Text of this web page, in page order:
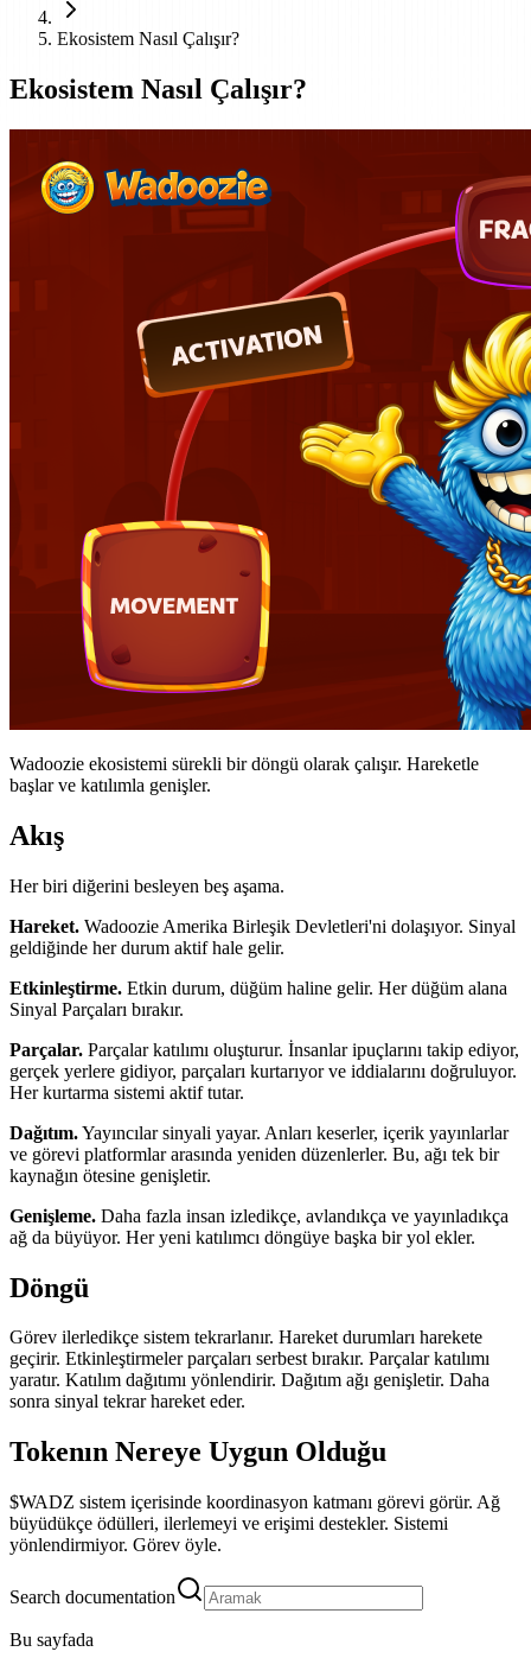
Ekosistem Nasıl Çalışır?
Ekosistem Nasıl Çalışır?
Wadoozie ekosistemi sürekli bir döngü olarak çalışır. Hareketle
başlar ve katılımla genişler.
Akış
Her biri diğerini besleyen beş aşama.
Hareket. Wadoozie Amerika Birleşik Devletleri'ni dolaşıyor. Sinyal
geldiğinde her durum aktif hale gelir.
Etkinleştirme. Etkin durum, düğüm haline gelir. Her düğüm alana
Sinyal Parçaları bırakır.
Parçalar. Parçalar katılımı oluşturur. İnsanlar ipuçlarını takip ediyor,
gerçek yerlere gidiyor, parçaları kurtarıyor ve iddialarını doğruluyor.
Her kurtarma sistemi aktif tutar.
Dağıtım.Yayıncılar sinyali yayar. Anları keserler, içerik yayınlarlar
ve görevi platformlar arasında yeniden düzenlerler. Bu, ağı tek bir
kaynağın ötesine genişletir.
Genişleme. Daha fazla insan izledikçe, avlandıkça ve yayınladıkça
ağ da büyüyor. Her yeni katılımcı döngüye başka bir yol ekler.
Döngü
Görev ilerledikçe sistem tekrarlanır. Hareket durumları harekete
geçirir. Etkinleştirmeler parçaları serbest bırakır. Parçalar katılımı
yaratır. Katılım dağıtımı yönlendirir. Dağıtım ağı genişletir. Daha
sonra sinyal tekrar hareket eder.
Tokenın Nereye Uygun Olduğu
$WADZ sistem içerisinde koordinasyon katmanı görevi görür. Ağ
büyüdükçe ödülleri, ilerlemeyi ve erişimi destekler. Sistemi
yönlendirmiyor. Görev öyle.
Search documentation
Bu sayfada